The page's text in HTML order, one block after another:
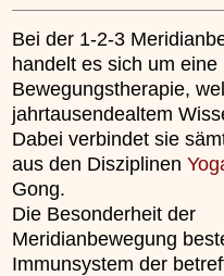
Bei der 1-2-3
handelt es sich um eine
Bewegungstherapie,
jahrtausendealtem
Dabei verbindet sie
aus den Disziplinen
Gong.
Die Besonderheit der
Meridianbewegung
Immunsystem der
In der TCM sind Experten der
unterliegt.
»»»